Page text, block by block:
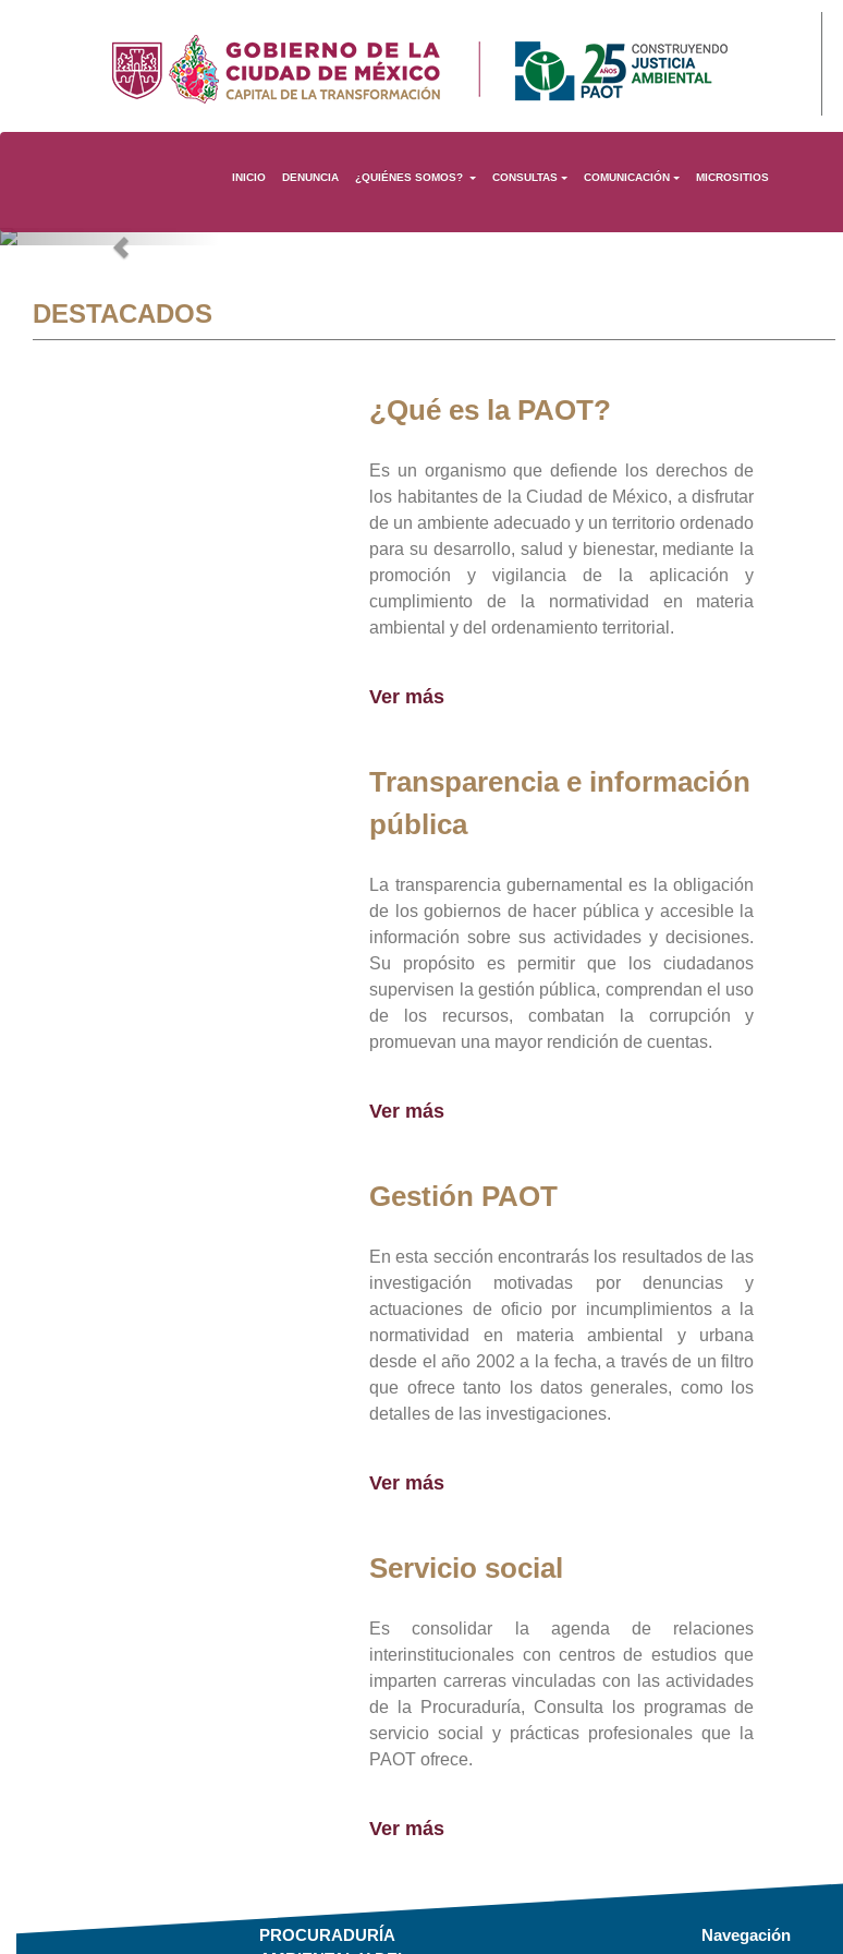
INICIO DENUNCIA ¿QUIÉNES SOMOS? CONSULTAS COMUNICACIÓN MICROSITIOS
Previous
DESTACADOS
¿Qué es la PAOT?
Es un organismo que defiende los derechos de
los habitantes de la Ciudad de México, a disfrutar
de un ambiente adecuado y un territorio ordenado
para su desarrollo, salud y bienestar, mediante la
promoción y vigilancia de la aplicación y
cumplimiento de la normatividad en materia
ambiental y del ordenamiento territorial.
Ver más
Transparencia e información
pública
La transparencia gubernamental es la obligación
de los gobiernos de hacer pública y accesible la
información sobre sus actividades y decisiones.
Su propósito es permitir que los ciudadanos
supervisen la gestión pública, comprendan el uso
de los recursos, combatan la corrupción y
promuevan una mayor rendición de cuentas.
Ver más
Gestión PAOT
En esta sección encontrarás los resultados de las
investigación motivadas por denuncias y
actuaciones de oficio por incumplimientos a la
normatividad en materia ambiental y urbana
desde el año 2002 a la fecha, a través de un filtro
que ofrece tanto los datos generales, como los
detalles de las investigaciones.
Ver más
Servicio social
Es consolidar la agenda de relaciones
interinstitucionales con centros de estudios que
imparten carreras vinculadas con las actividades
de la Procuraduría, Consulta los programas de
servicio social y prácticas profesionales que la
PAOT ofrece.
Ver más
PROCURADURÍA
Navegación